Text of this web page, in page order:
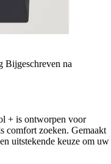
Bijgeschreven na
+ is ontworpen voor
comfort zoeken. Gemaakt
uitstekende keuze om uw